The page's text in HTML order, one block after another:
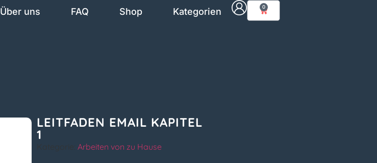
Über uns FAQ Shop Kategorien 0
LEITFADEN EMAIL KAPITEL
1
Kategorie:Arbeiten von zu Hause